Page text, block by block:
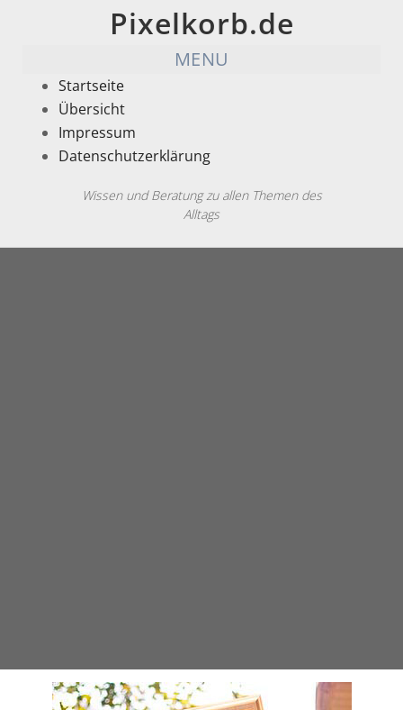
Pixelkorb.de
MENU
Startseite
Übersicht
Impressum
Datenschutzerklärung
Wissen und Beratung zu allen Themen des
Alltags